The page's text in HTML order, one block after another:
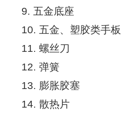
9. 五金底座
10. 五金、塑胶类手板
11. 螺丝刀
12. 弹簧
13. 膨胀胶塞
14. 散热片